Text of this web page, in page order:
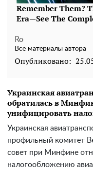
Ro
Все материалы автора
Опубликовано:
Украинская
обратилась в
унифицировать
Украинская
профильный комитет
совет при Минфине
налогообложению